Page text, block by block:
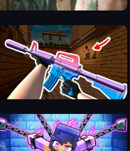
Prison Escape
KS Z